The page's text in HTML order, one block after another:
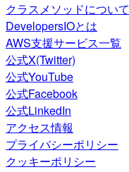
クラスメソッドについて
DevelopersIOとは
AWS支援サービス一覧
公式X(Twitter)
公式YouTube
公式Facebook
公式LinkedIn
アクセス情報
プライバシーポリシー
クッキーポリシー